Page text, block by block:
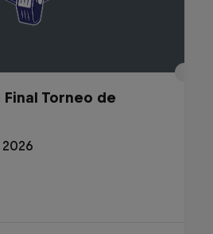
Final Torneo de